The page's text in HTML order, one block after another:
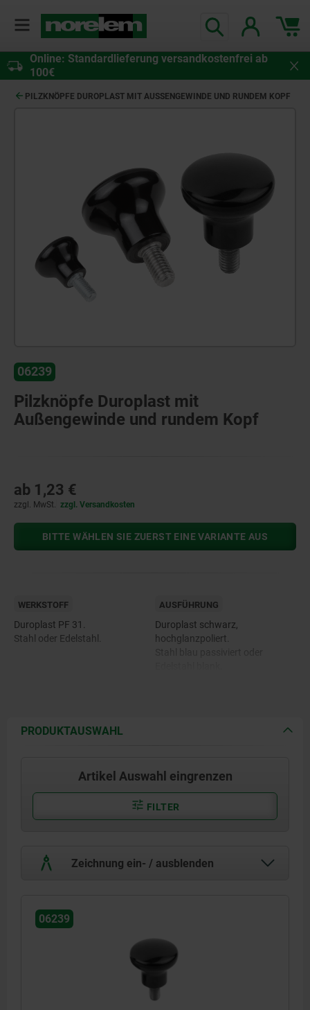
Online: Standardlieferung versandkostenfrei ab
100€
PILZKNÖPFE DUROPLAST MIT AUSSENGEWINDE UND RUNDEM KOPF
06239
Pilzknöpfe Duroplast mit
Außengewinde und rundem Kopf
ab 1,23 €
zzgl. MwSt. zzgl. Versandkosten
BITTE WÄHLEN SIE ZUERST EINE VARIANTE AUS
WERKSTOFF
Duroplast PF 31.
Stahl oder Edelstahl.
AUSFÜHRUNG
Duroplast schwarz,
hochglanzpoliert.
PRODUKTAUSWAHL
Artikel Auswahl eingrenzen
FILTER
Zeichnung ein- / ausblenden
06239